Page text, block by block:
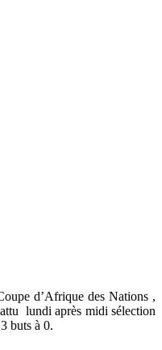
d’Afrique des Nations ,
lundi après midi sélection
buts à 0.